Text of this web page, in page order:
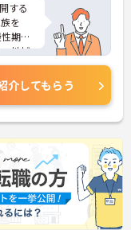
する
を
期や
地域
いま
急変
初任
など
職種
ーム
の面
ほ
とかな
ント
、あ
しく
介してもらう